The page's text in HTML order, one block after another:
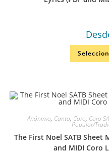
Anónimo, Canto, Coro, Coro
Popular/
The First Noel SATB Sheet
and MIDI Coro